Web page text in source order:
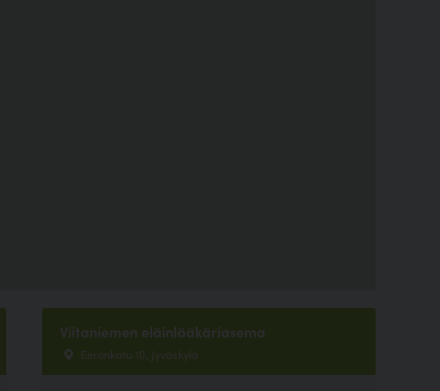
Viitaniemen eläinlääkäriasema
Eeronkatu 10, Jyväskylä